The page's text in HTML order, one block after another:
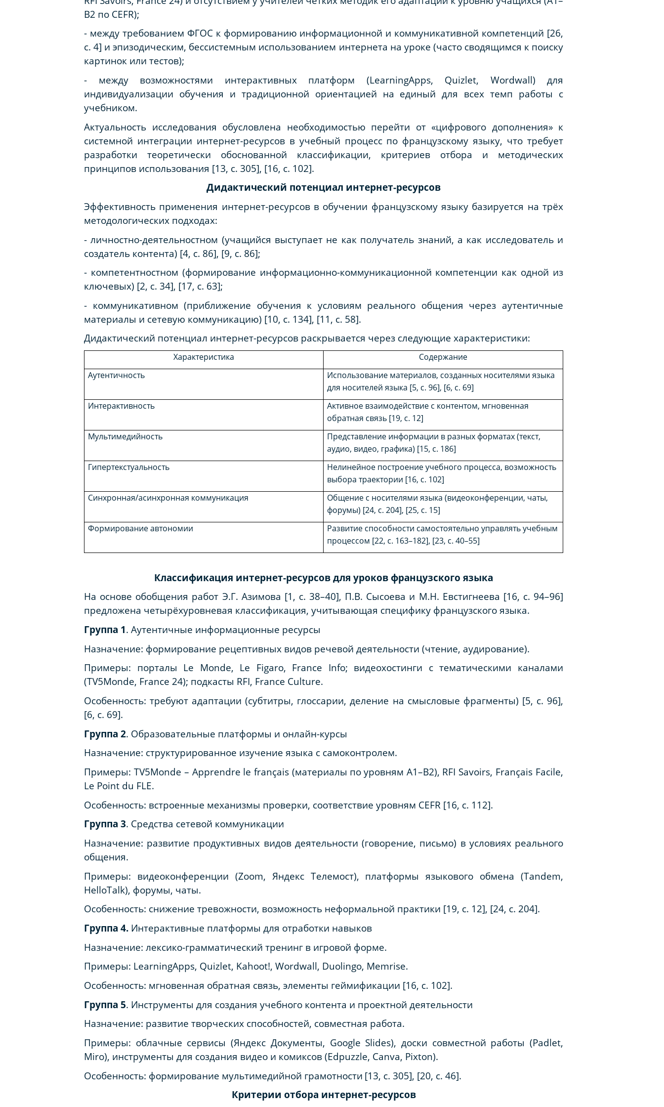
B2 по CEFR);
- между требованием ФГОСк формированию информационной и коммуникативной компетенций [26,
с. 4] и эпизодическим, бессистемным использованием интернета на уроке (часто сводящимся к поиску
картинок или тестов);
- между возможностями интерактивных платформ (LearningApps, Quizlet, Wordwall) для
индивидуализации обучения и традиционной ориентацией на единый для всех темп работы с
учебником.
Актуальность исследования обусловлена необходимостью перейти от «цифрового дополнения» к
системной интеграции интернет-ресурсов в учебный процесс по французскому языку, что требует
разработки теоретически обоснованной классификации, критериев отбора и методических
принципов использования [13, с. 305], [16, с. 102].
Дидактический потенциал интернет-ресурсов
Эффективность применения интернет-ресурсов в обучении французскому языку базируется на трёх
методологических подходах:
-личностно-деятельностном (учащийся выступает не как получатель знаний, а как исследователь и
создатель контента) [4, с. 86], [9, с. 86];
- компетентностном (формирование информационно-коммуникационной компетенции как одной из
ключевых) [2, с. 34], [17, с. 63];
- коммуникативном (приближение обучения к условиям реального общения через аутентичные
материалы и сетевую коммуникацию) [10, с. 134], [11, с. 58].
Дидактический потенциал интернет-ресурсов раскрывается через следующие характеристики:
Характеристика
Содержание
Аутентичность
Использование материалов, созданных носителями языка
для носителей языка [5, с. 96], [6, с. 69]
Интерактивность
Активное взаимодействие с контентом, мгновенная
обратная связь [19, с. 12]
Мультимедийность
Представление информации в разных форматах (текст,
аудио, видео, графика) [15, с. 186]
Гипертекстуальность
Нелинейное построение учебного процесса, возможность
выбора траектории [16, с. 102]
Синхронная/асинхронная коммуникация
Общение с носителями языка (видеоконференции, чаты,
форумы) [24, с. 204], [25, с. 15]
Формирование автономии
Развитие способности самостоятельно управлять учебным
процессом [22, с. 163–182], [23, с. 40–55]
Классификация интернет-ресурсов для уроков французского языка
На основе обобщения работ Э.Г. Азимова [1, с. 38–40], П.В. Сысоева и М.Н. Евстигнеева [16, с. 94–96]
предложена четырёхуровневая классификация, учитывающая специфику французского языка.
Группа 1. Аутентичные информационные ресурсы
Назначение: формирование рецептивных видов речевой деятельности (чтение, аудирование).
Примеры: порталы Le Monde, Le Figaro, France Info; видеохостинги с тематическими каналами
(TV5Monde, France 24); подкасты RFI, France Culture.
Особенность: требуют адаптации (субтитры, глоссарии, деление на смысловые фрагменты) [5, с. 96],
[6, с. 69].
Группа 2. Образовательные платформы и онлайн-курсы
Назначение: структурированное изучение языка с самоконтролем.
Примеры: TV5Monde – Apprendre le français (материалы по уровням A1–B2), RFI Savoirs, Français Facile,
Le Point du FLE.
Особенность: встроенные механизмы проверки, соответствие уровням CEFR [16, с. 112].
Группа 3. Средства сетевой коммуникации
Назначение: развитие продуктивных видов деятельности (говорение, письмо) в условиях реального
общения.
Примеры: видеоконференции (Zoom, Яндекс Телемост), платформы языкового обмена (Tandem,
HelloTalk), форумы, чаты.
Особенность: снижение тревожности, возможность неформальной практики [19, с. 12], [24, с. 204].
Группа 4. Интерактивные платформы для отработки навыков
Назначение: лексико-грамматический тренинг в игровой форме.
Примеры: LearningApps, Quizlet, Kahoot!, Wordwall, Duolingo, Memrise.
Особенность: мгновенная обратная связь, элементы геймификации [16, с. 102].
Группа 5. Инструменты для создания учебного контента и проектной деятельности
Назначение: развитие творческих способностей, совместная работа.
Примеры: облачные сервисы (Яндекс Документы, Google Slides), доски совместной работы (Padlet,
Miro), инструменты для создания видео и комиксов (Edpuzzle, Canva, Pixton).
Особенность: формирование мультимедийной грамотности [13, с. 305], [20, с. 46].
Критерии отбора интернет-ресурсов